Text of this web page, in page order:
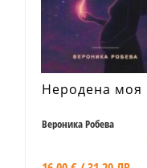
Неродена моя
Вероника Робева